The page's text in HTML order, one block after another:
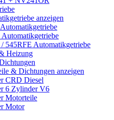
anzeigen
545RFE Automatikgetriebe
Heizung
& Dichtungen anzeigen
CRD Diesel
6 Zylinder V6
Motorteile
Motor